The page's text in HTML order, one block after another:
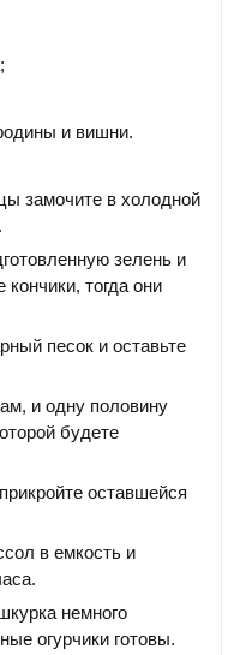
и вишни.
замочите в холодной
зелень и
тогда они
песок и оставьте
и одну половину
будете
оставшейся
в емкость и
немного
огурчики готовы.